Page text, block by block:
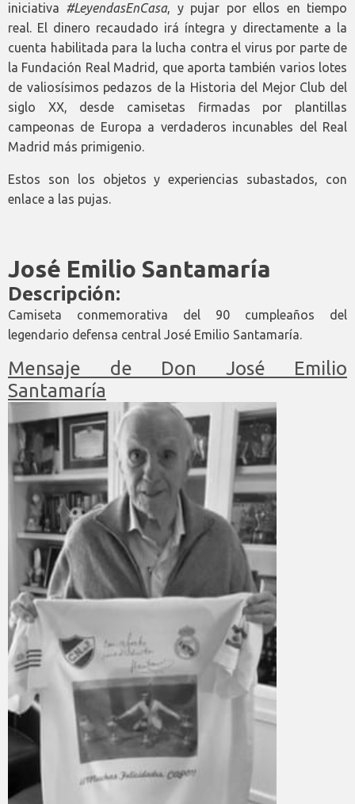
iniciativa #LeyendasEnCasa, y pujar por ellos en tiempo
real. El dinero recaudado irá íntegra y directamente a la
cuenta habilitada para la lucha contra el virus por parte de
la Fundación Real Madrid, que aporta también varios lotes
de valiosísimos pedazos de la Historia del Mejor Club del
siglo XX, desde camisetas firmadas por plantillas
campeonas de Europa a verdaderos incunables del Real
Madrid más primigenio.
Estos son los objetos y experiencias subastados, con
enlace a las pujas.
José Emilio Santamaría
Descripción:
Camiseta conmemorativa del 90 cumpleaños del
legendario defensa central José Emilio Santamaría.
Mensaje de Don José Emilio
Santamaría